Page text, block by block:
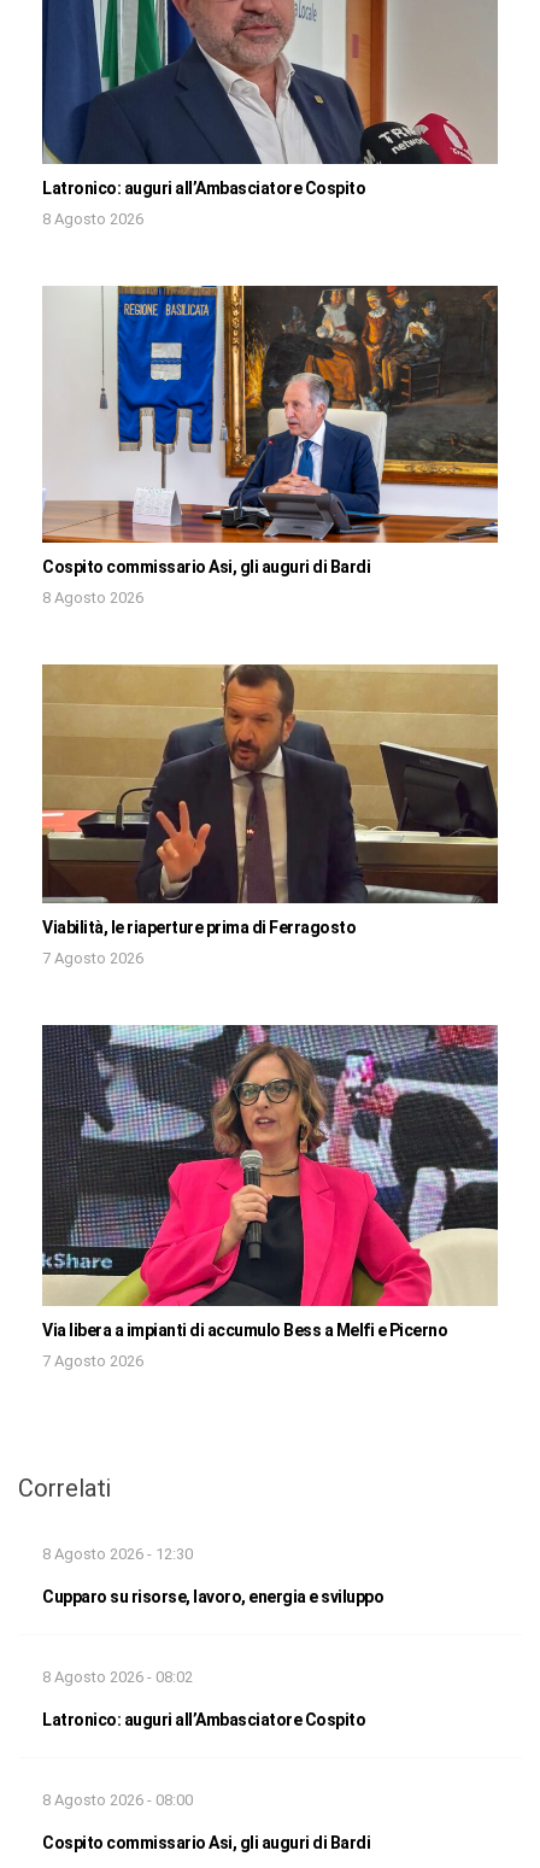
Latronico: auguri all’Ambasciatore Cospito
8 Agosto 2026
Cospito commissario Asi, gli auguri di Bardi
8 Agosto 2026
Viabilità, le riaperture prima di Ferragosto
7 Agosto 2026
Via libera a impianti di accumulo Bess a Melfi e Picerno
7 Agosto 2026
Correlati
8 Agosto 2026 - 12:30
Cupparo su risorse, lavoro, energia e sviluppo
8 Agosto 2026 - 08:02
Latronico: auguri all’Ambasciatore Cospito
8 Agosto 2026 - 08:00
Cospito commissario Asi, gli auguri di Bardi